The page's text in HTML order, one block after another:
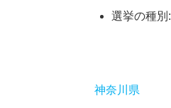
選挙の種別:
神奈川県